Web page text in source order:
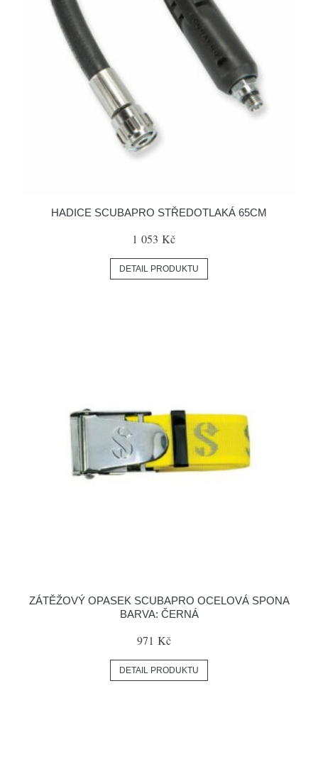
HADICE SCUBAPRO STŘEDOTLAKÁ 65CM
1 053 Kč
DETAIL PRODUKTU
ZÁTĚŽOVÝ OPASEK SCUBAPRO OCELOVÁ SPONA
BARVA: ČERNÁ
971 Kč
DETAIL PRODUKTU